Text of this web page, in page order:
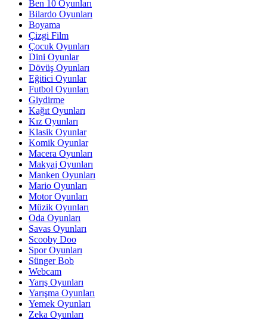
Ben 10 Oyunları
Bilardo Oyunları
Boyama
Çizgi Film
Çocuk Oyunları
Dini Oyunlar
Dövüş Oyunları
Eğitici Oyunlar
Futbol Oyunları
Giydirme
Kağıt Oyunları
Kız Oyunları
Klasik Oyunlar
Komik Oyunlar
Macera Oyunları
Makyaj Oyunları
Manken Oyunları
Mario Oyunları
Motor Oyunları
Müzik Oyunları
Oda Oyunları
Savas Oyunları
Scooby Doo
Spor Oyunları
Sünger Bob
Webcam
Yarış Oyunları
Yarışma Oyunları
Yemek Oyunları
Zeka Oyunları